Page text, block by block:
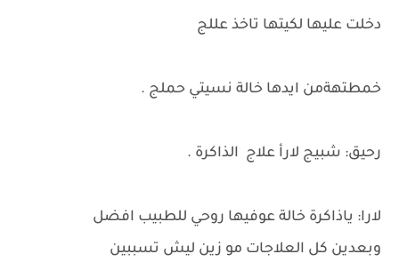
دخلت عليها لكيتها تاخذ عللج
خمطتهةمن ايدها خالة نسيتي حملج .
رحيق: شبيج لارأ علاج الذاكرة .
لارا: ياذاكرة خالة عوفيها روحي للطبيب افضل
وبعدين كل العلاجات مو زين ليش تسببين